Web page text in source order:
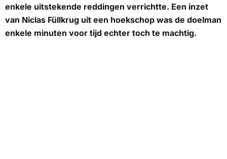
enkele uitstekende reddingen verrichtte. Een inzet
van Niclas Füllkrug uit een hoekschop was de doelman
enkele minuten voor tijd echter toch te machtig.